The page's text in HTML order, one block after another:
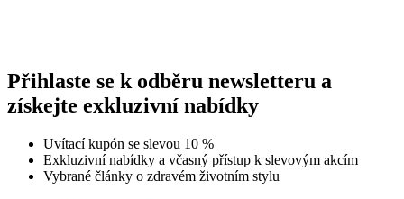
Přihlaste se k odběru newsletteru a
získejte exkluzivní nabídky
Uvítací kupón se slevou 10 %
Exkluzivní nabídky a včasný přístup k slevovým akcím
Vybrané články o zdravém životním stylu